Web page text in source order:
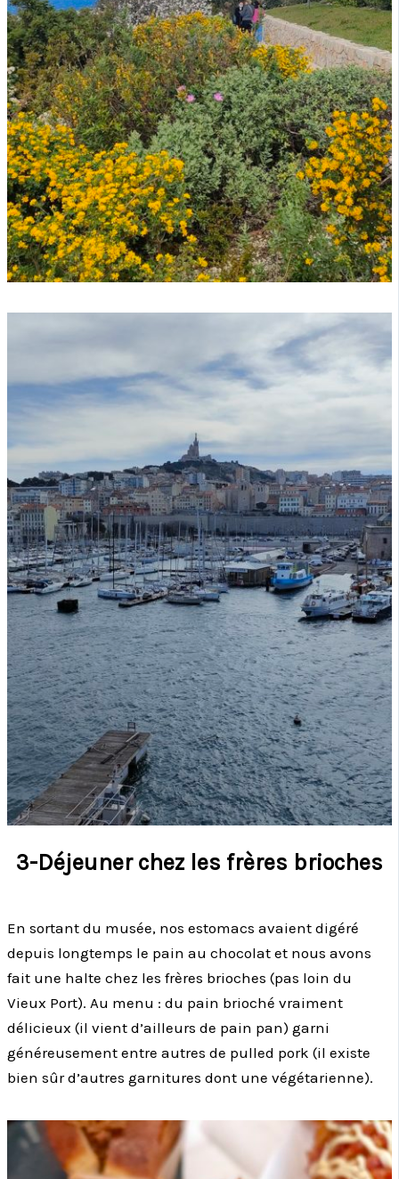
3-Déjeuner chez les frères brioches
En sortant du musée, nos estomacs avaient digéré
depuis longtemps le pain au chocolat et nous avons
fait une halte chez les frères brioches (pas loin du
Vieux Port). Au menu : du pain brioché vraiment
délicieux (il vient d’ailleurs de pain pan) garni
généreusement entre autres de pulled pork (il existe
bien sûr d’autres garnitures dont une végétarienne).